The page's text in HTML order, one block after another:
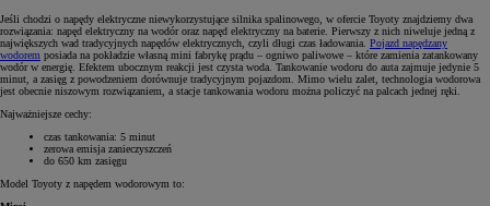
Jeśli chodzi o napędy elektryczne niewykorzystujące silnika spalinowego, w ofercie Toyoty znajdziemy dwa
rozwiązania: napęd elektryczny na wodór oraz napęd elektryczny na baterie. Pierwszy z nich niweluje jedną z
największych wad tradycyjnych napędów elektrycznych, czyli długi czas ładowania. Pojazd napędzany
wodorem posiada na pokładzie własną mini fabrykę prądu – ogniwo paliwowe – które zamienia zatankowany
wodór w energię. Efektem ubocznym reakcji jest czysta woda. Tankowanie wodoru do auta zajmuje jedynie 5
minut, a zasięg z powodzeniem dorównuje tradycyjnym pojazdom. Mimo wielu zalet, technologia wodorowa
jest obecnie niszowym rozwiązaniem, a stacje tankowania wodoru można policzyć na palcach jednej ręki.
Najważniejsze cechy:
czas tankowania: 5 minut
zerowa emisja zanieczyszczeń
do 650 km zasięgu
Model Toyoty z napędem wodorowym to: